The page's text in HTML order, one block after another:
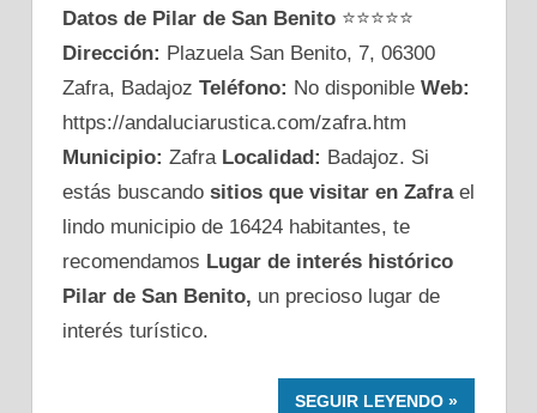
Datos de Pilar de San Benito ⭐⭐⭐⭐⭐
Dirección: Plazuela San Benito, 7, 06300
Zafra, Badajoz Teléfono: No disponible Web:
https://andaluciarustica.com/zafra.htm
Municipio: Zafra Localidad: Badajoz. Si
estás buscando sitios que visitar en Zafrael
lindo municipio de 16424 habitantes, te
recomendamos Lugar de interés histórico
Pilar de San Benito, un precioso lugar de
interés turístico.
SEGUIR LEYENDO